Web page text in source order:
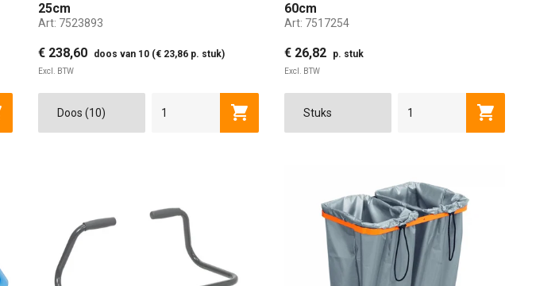
Toevoegen aan winkelwagen
25cm
Art: 7523893
€ 238,60 doos van 10 (€ 23,86 p. stuk)
Excl. BTW
Toevoegen aan winkelwagen
60cm
Art: 7517254
€ 26,82 p. stuk
Excl. BTW
Toevoegen